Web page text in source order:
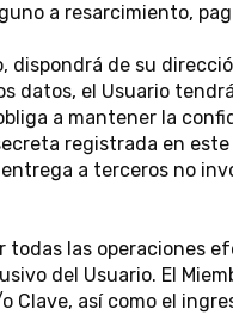
a resarcimiento,
dispondrá de su
datos, el Usuario
a mantener la
registrada en
a terceros no
todas las operaciones
del Usuario. El
Clave, así como el